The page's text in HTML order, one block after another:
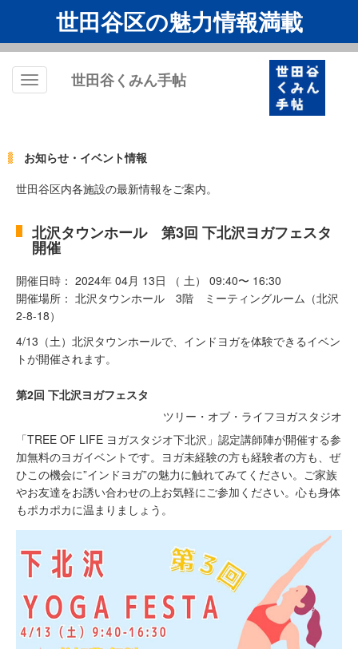
世田谷区の魅力情報満載
Toggle
世田谷くみん手帖
お知らせ・イベント情報
世田谷区内各施設の最新情報をご案内。
北沢タウンホール 第3回 下北沢ヨガフェスタ
開催
開催日時： 2024年 04月 13日 （ 土） 09:40〜 16:30
開催場所： 北沢タウンホール 3階 ミーティングルーム（北沢
2-8-18）
4/13（土）北沢タウンホールで、インドヨガを体験できるイベン
トが開催されます。
第2回 下北沢ヨガフェスタ
ツリー・オブ・ライフヨガスタジオ
「TREE OF LIFE ヨガスタジオ下北沢」認定講師陣が開催する参
加無料のヨガイベントです。ヨガ未経験の方も経験者の方も、ぜ
ひこの機会に”インドヨガ”の魅力に触れてみてください。ご家族
やお友達をお誘い合わせの上お気軽にご参加ください。心も身体
もポカポカに温まりましょう。